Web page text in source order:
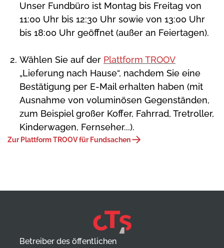
Unser Fundbüro ist Montag bis Freitag von
11:00 Uhr bis 12:30 Uhr sowie von 13:00 Uhr
bis 18:00 Uhr geöffnet (außer an Feiertagen).
Wählen Sie auf der Plattform TROOV
„Lieferung nach Hause“, nachdem Sie eine
Bestätigung per E-Mail erhalten haben (mit
Ausnahme von voluminösen Gegenständen,
zum Beispiel großer Koffer, Fahrrad, Tretroller,
Kinderwagen, Fernseher...).
Zur Plattform TROOV für Fundsachen
Betreiber des öffentlichen